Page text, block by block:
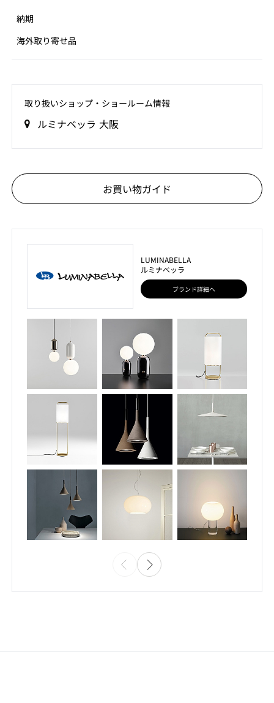
納期
海外取り寄せ品
取り扱いショップ‧ショールーム情報
ルミナベッラ 大阪
お買い物ガイド
LUMINABELLA
ルミナベッラ
ブランド詳細へ